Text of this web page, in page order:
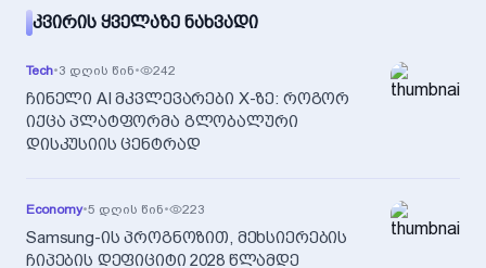
ᲙᲕᲘᲠᲘᲡ ᲧᲕᲔᲚᲐᲖᲔ ᲜᲐᲮᲕᲐᲓᲘ
Tech•3 დღის წინ• 242
ჩინელი AI მკვლევარები X-ზე: როგორ
იქცა პლატფორმა გლობალური
დისკუსიის ცენტრად
Economy•5 დღის წინ• 223
Samsung-ის პროგნოზით, მეხსიერების
ჩიპების დეფიციტი 2028 წლამდე